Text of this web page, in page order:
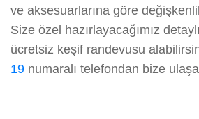
ve aksesuarlarına göre
Size özel hazırlayacağımız
ücretsiz keşif randevusu
19 numaralı telefondan bize